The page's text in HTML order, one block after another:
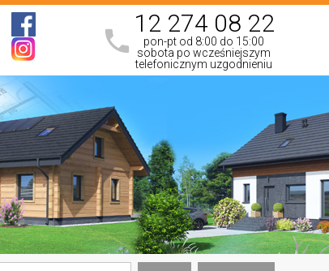
12 274 08 22
pon-pt od 8:00 do 15:00
sobota po wcześniejszym
telefonicznym uzgodnieniu